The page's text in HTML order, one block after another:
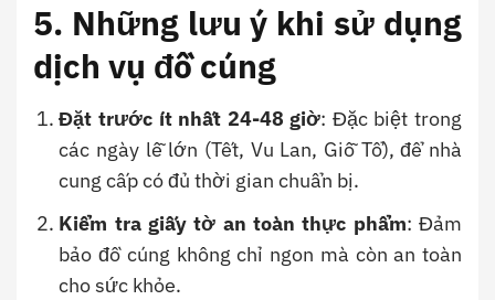
5. Những lưu ý khi sử dụng
dịch vụ đồ cúng
Đặt trước ít nhất 24-48 giờ: Đặc biệt trong
các ngày lễ lớn (Tết, Vu Lan, Giỗ Tổ), để nhà
cung cấp có đủ thời gian chuẩn bị.
Kiểm tra giấy tờ an toàn thực phẩm: Đảm
bảo đồ cúng không chỉ ngon mà còn an toàn
cho sức khỏe.